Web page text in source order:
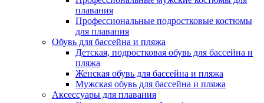
плавания
Профессиональные подростковые костюмы
для плавания
Обувь для бассейна и пляжа
Детская, подростковая обувь для бассейна и
пляжа
Женская обувь для бассейна и пляжа
Мужская обувь для бассейна и пляжа
Аксессуары для плавания